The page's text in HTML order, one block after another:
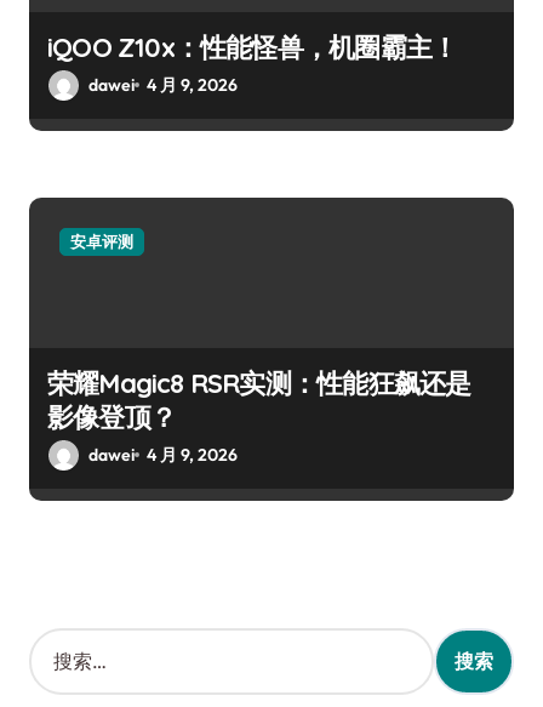
iQOO Z10x：性能怪兽，机圈霸主！
dawei 4 月 9, 2026
安卓评测
荣耀Magic8 RSR实测：性能狂飙还是
影像登顶？
dawei 4 月 9, 2026
搜
索
：